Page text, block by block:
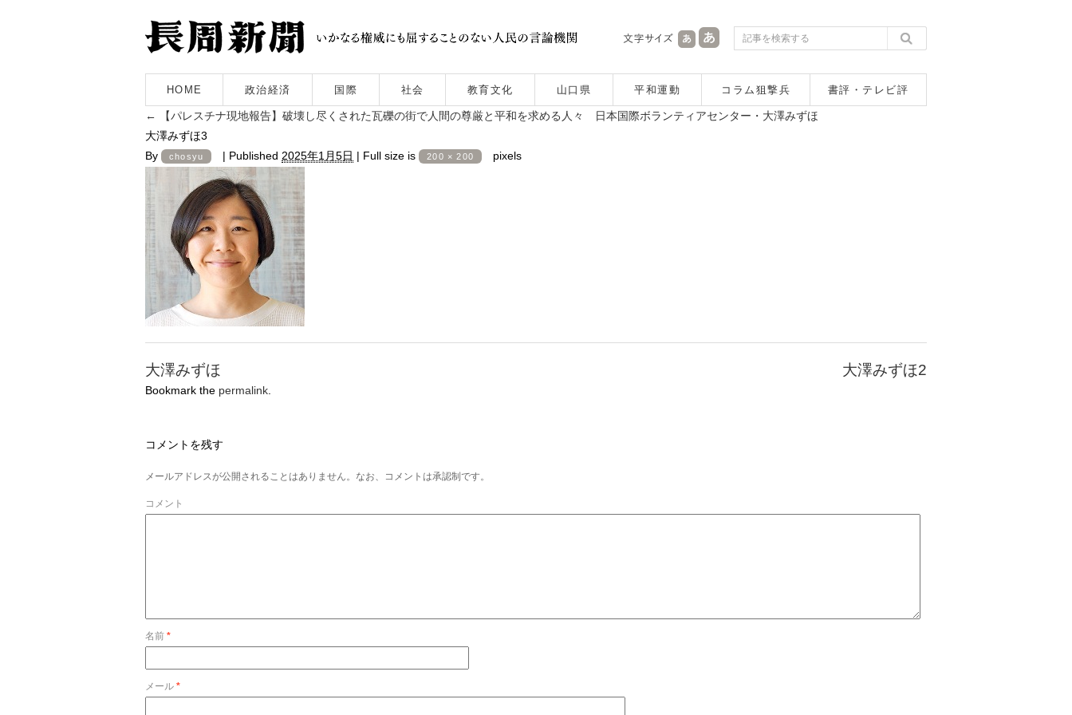
HOME 政治経済 国際 社会 教育文化 山口県 平和運動 コラム狙撃兵 書評・テレビ評
←
【パレスチナ現地報告】破壊し尽くされた瓦礫の街で人間の尊厳と平和を求める人々 日本国際ボランティアセンター・大澤みずほ
大澤みずほ3
By
chosyu | Published 2025年1月5日 | Full size is 200 × 200 pixels
大澤みずほ 大澤みずほ2
Bookmark the permalink
コメントを残す
メールアドレスが公開されることはありません。なお、コメントは承認制です。
コメント
名前 *
メール *